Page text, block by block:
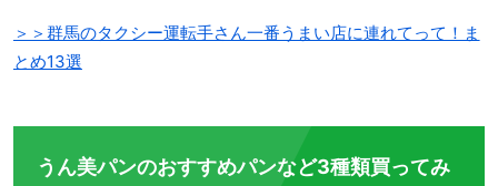
＞＞群馬のタクシー運転手さん一番うまい店に連れてって！ま
とめ13選
うん美パンのおすすめパンなど3種類買ってみ